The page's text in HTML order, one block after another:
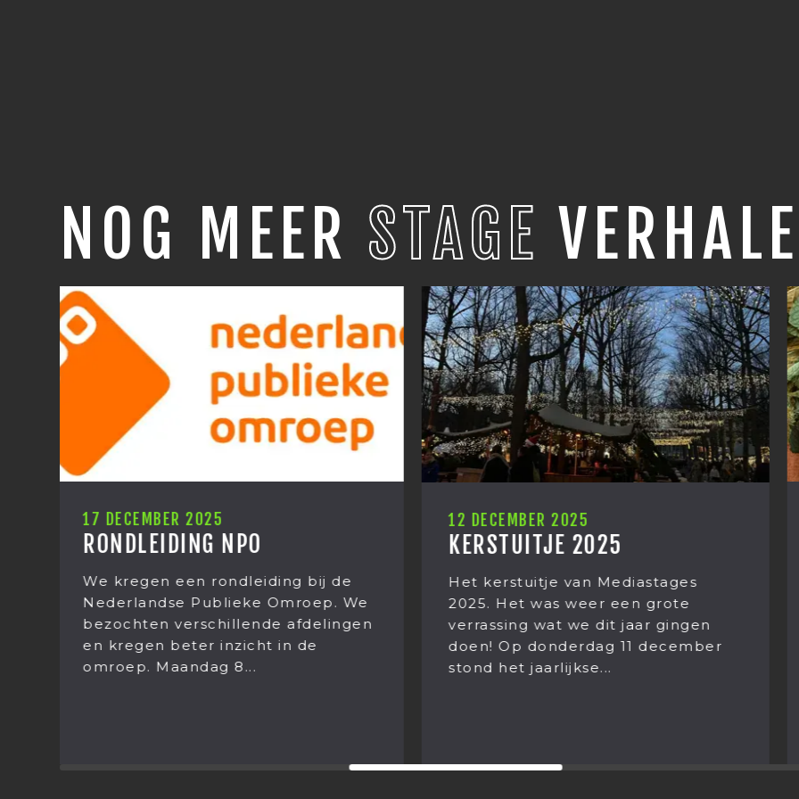
NOG MEER STAGE
12 DECEMBER 2025
KERSTUITJE 2025
Het kerstuitje van Mediastages
2025. Het was weer een grote
verrassing wat we dit jaar gingen
doen! Op donderdag 11 december
stond het jaarlijkse...
10 DECEMBER 2025
HOE WAS JOUW LUNCH?
Zomaar een lunchgesprek bij
Mediastages. Wat begon met het
eten van Kaki fruit eindigt in een
gesprek over ‘leven na de dood’.
Hoe dan? Franciska...